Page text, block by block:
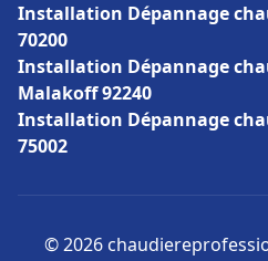
Installation Dépannage
70200
Installation Dépannage
Malakoff 92240
Installation Dépannage
75002
© 2026